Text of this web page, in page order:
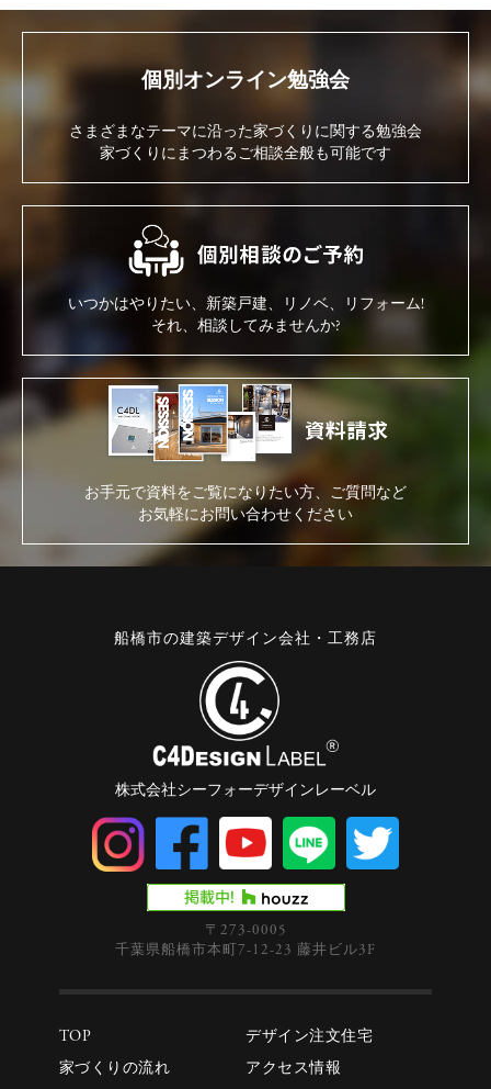
個別オンライン勉強会
さまざまなテーマに沿った家づくりに関する勉強会
家づくりにまつわるご相談全般も可能です
いつかはやりたい、新築戸建、リノベ、リフォーム!
それ、相談してみませんか?
お手元で資料をご覧になりたい方、ご質問など
お気軽にお問い合わせください
船橋市の建築デザイン会社・工務店
株式会社シーフォーデザインレーベル
〒273-0005
千葉県船橋市本町7-12-23 藤井ビル3F
TOP デザイン注文住宅
家づくりの流れ アクセス情報